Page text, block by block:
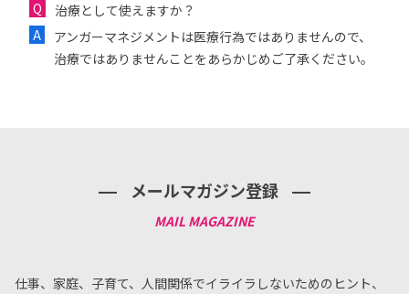
治療として使えますか？
アンガーマネジメントは医療行為ではありませんので、
治療ではありませんことをあらかじめご了承ください。
メールマガジン登録
仕事、家庭、子育て、人間関係でイライラしないためのヒント、